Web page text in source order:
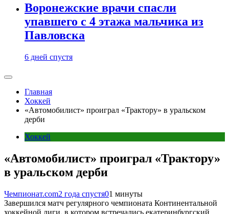
Воронежские врачи спасли
упавшего с 4 этажа мальчика из
Павловска
6 дней спустя
Главная
Хоккей
«Автомобилист» проиграл «Трактору» в уральском
дерби
Хоккей
«Автомобилист» проиграл «Трактору»
в уральском дерби
Чемпионат.com2 года спустя01 минуты
Завершился матч регулярного чемпионата Континентальной
хоккейной лиги, в котором встречались екатеринбургский